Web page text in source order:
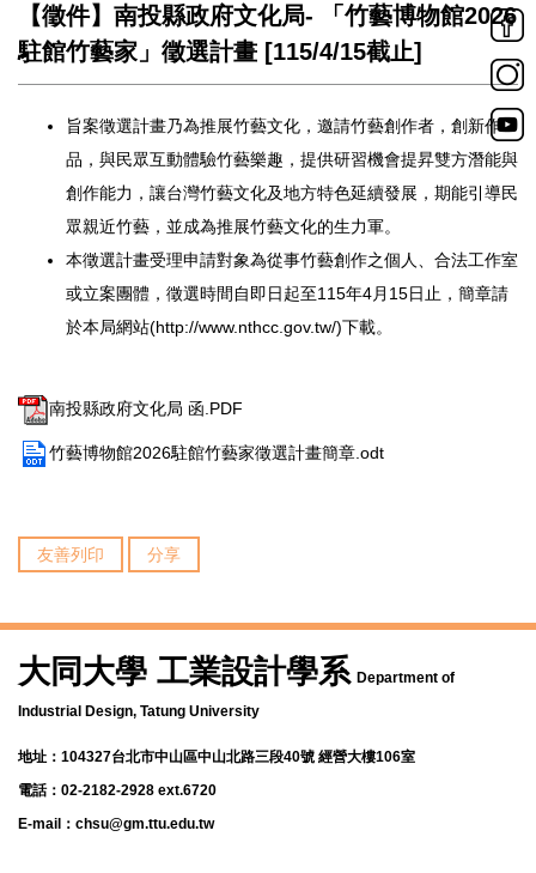
【徵件】南投縣政府文化局- 「竹藝博物館2026
駐館竹藝家」徵選計畫 [115/4/15截止]
旨案徵選計畫乃為推展竹藝文化，邀請竹藝創作者，創新作
品， 與民眾互動體驗竹藝樂趣，提供研習機會提昇雙方潛能與
創作能力， 讓台灣竹藝文化及地方特色延續發展，期能引導民
眾親近竹藝， 並成為推展竹藝文化的生力軍。
本徵選計畫受理申請對象為從事竹藝創作之個人、 合法工作室
或立案團體， 徵選時間自即日起至115年4月15日止，簡章請
於本局網站(http://www.nthcc.gov.tw/)下載。
南投縣政府文化局 函.PDF
竹藝博物館2026駐館竹藝家徵選計畫簡章.odt
友善列印 分享
大同大學 工業設計學系 Department of
Industrial Design, Tatung University
地址：104327台北市中山區中山北路三段40號 經營大樓106室
電話：02-2182-2928 ext.6720
E-mail：chsu@gm.ttu.edu.tw